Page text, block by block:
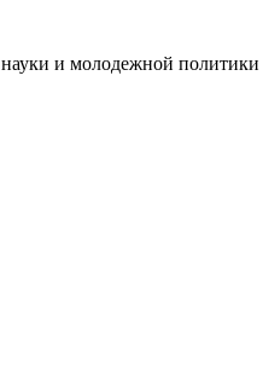
и молодежной политики